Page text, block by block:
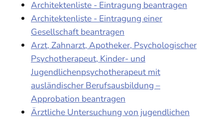
Architektenliste - Eintragung beantragen
Architektenliste - Eintragung einer
Gesellschaft beantragen
Arzt, Zahnarzt, Apotheker, Psychologischer
Psychotherapeut, Kinder- und
Jugendlichenpsychotherapeut mit
ausländischer Berufsausbildung –
Approbation beantragen
Ärztliche Untersuchung von jugendlichen